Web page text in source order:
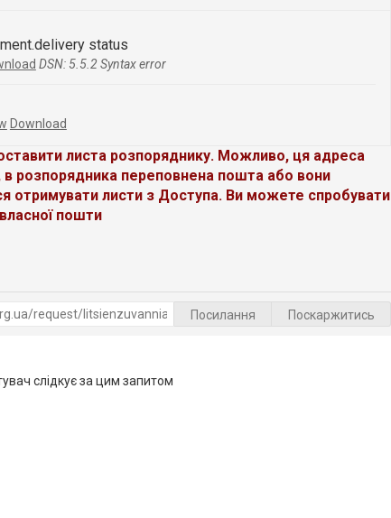
status
DSN: 5.5.2 Syntax error
Download
листа розпоряднику. Можливо, ця адреса
в розпорядника переповнена пошта або вони
отримувати листи з Доступа. Ви можете спробувати
пошти
Посилання Поскаржитись
слідкує за цим запитом